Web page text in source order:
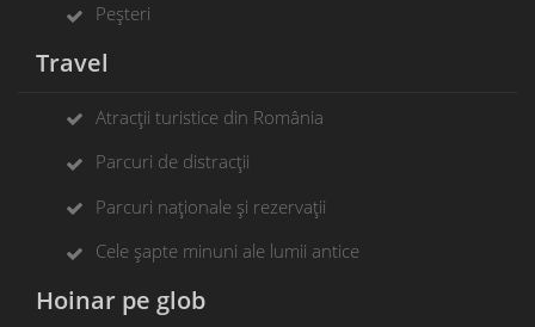
Peșteri
Travel
Atracții turistice din România
Parcuri de distracții
Parcuri naționale și rezervații
Cele șapte minuni ale lumii antice
Hoinar pe glob